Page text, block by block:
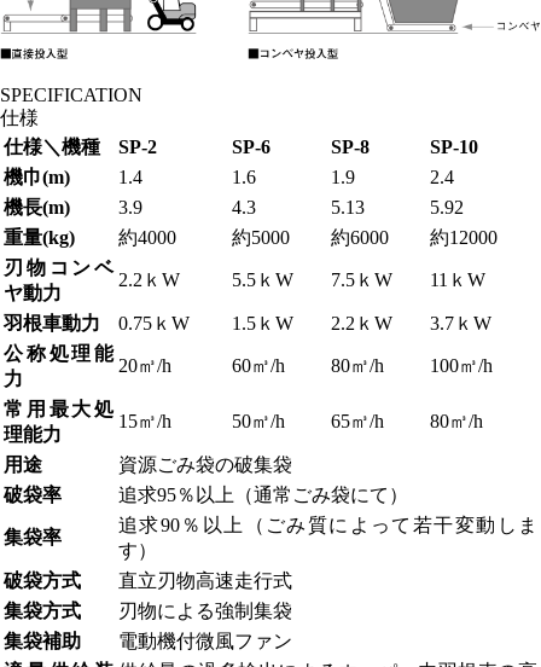
SPECIFICATION
仕様
仕様＼機種
SP-2 SP-6 SP-8
SP-10
機巾(m)
1.4 1.6 1.9
2.4
機長(m)
3.9 4.3 5.13
5.92
重量(kg)
約4000 約5000 約6000
約12000
刃物コンベ
ヤ動力
2.2ｋW 5.5ｋW 7.5ｋW 11ｋW
羽根車動力 0.75ｋW 1.5ｋW 2.2ｋW
3.7ｋW
公称処理能
力
20㎥/h 60㎥/h 80㎥/h 100㎥/h
常用最大処
理能力
15㎥/h 50㎥/h 65㎥/h 80㎥/h
用途
資源ごみ袋の破集袋
破袋率
追求95％以上（通常ごみ袋にて）
集袋率
追求90％以上（ごみ質によって若干変動しま
す）
破袋方式
直立刃物高速走行式
集袋方式
刃物による強制集袋
集袋補助
電動機付微風ファン